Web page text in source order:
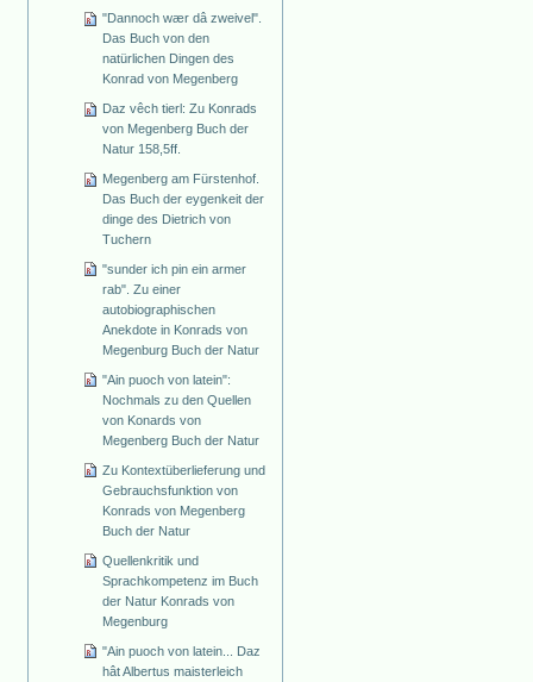
"Dannoch wær dâ zweivel".
Das Buch von den
natürlichen Dingen des
Konrad von Megenberg
Daz vêch tierl: Zu Konrads
von Megenberg Buch der
Natur 158,5ff.
Megenberg am Fürstenhof.
Das Buch der eygenkeit der
dinge des Dietrich von
Tuchern
"sunder ich pin ein armer
rab". Zu einer
autobiographischen
Anekdote in Konrads von
Megenburg Buch der Natur
"Ain puoch von latein":
Nochmals zu den Quellen
von Konards von
Megenberg Buch der Natur
Zu Kontextüberlieferung und
Gebrauchsfunktion von
Konrads von Megenberg
Buch der Natur
Quellenkritik und
Sprachkompetenz im Buch
der Natur Konrads von
Megenburg
"Ain puoch von latein... Daz
hât Albertus maisterleich